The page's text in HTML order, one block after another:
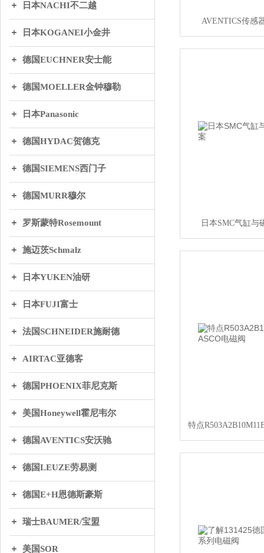
日本NACHI不二越
日本KOGANEI小金井
德国EUCHNER安士能
德国MOELLER金钟穆勒
日本Panasonic
德国HYDAC贺德克
德国SIEMENS西门子
德国MURR穆尔
罗斯蒙特Rosemount
施迈茨Schmalz
日本YUKEN油研
日本FUJI富士
法国SCHNEIDER施耐德
AIRTAC亚德客
德国PHOENIX菲尼克斯
美国Honeywell霍尼韦尔
德国AVENTICS安沃驰
德国LEUZE劳易测
德国E+H恩德斯豪斯
瑞士BAUMER/宝盟
美国SOR
AVENTICS传感
日本SMC气缸与
特点